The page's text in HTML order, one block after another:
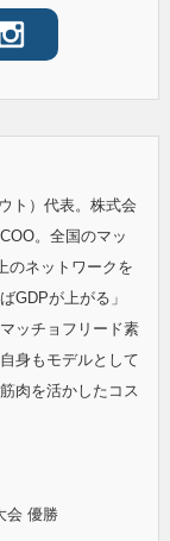
ト）代表。株式会
。全国のマッ
のネットワークを
GDPが上がる」
ッチョフリード素
身もモデルとして
肉を活かしたコス
会 優勝